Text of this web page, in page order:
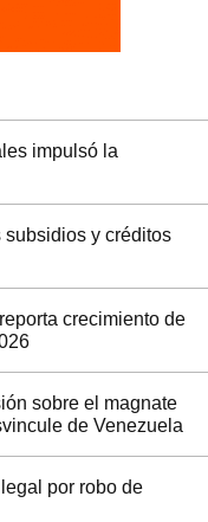
impulsó la
y créditos
crecimiento de
sobre el magnate
de Venezuela
por robo de